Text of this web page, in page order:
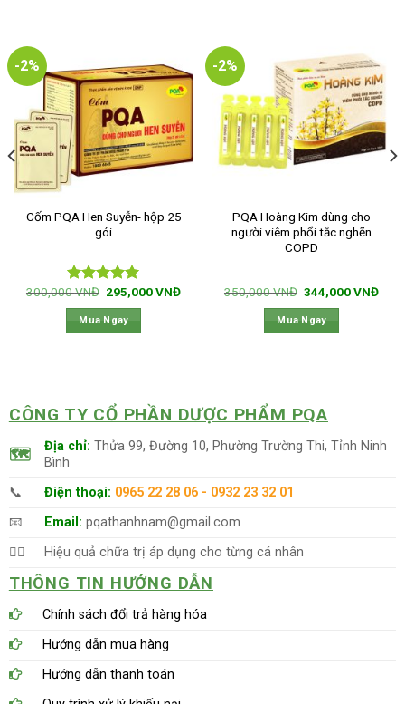
-2%
Cốm PQA Hen Suyễn- hộp 25
gói
Được xếp
hạng5.00
5 sao
300,000VNĐ Giá
là:
300,000 VNĐ.
295,000VNĐGiá
Mua Ngay
-2%
PQA Hoàng Kim dùng cho
người viêm phổi tắc nghẽn
COPD
350,000VNĐ Giá
là:
350,000 VNĐ.
344,000VNĐGiá
Mua Ngay
CÔNG TY CỔ PHẦN DƯỢC PHẨM PQA
🗺 Địa chỉ: Thửa 99, Đường 10, Phường Trường Thi, Tỉnh Ninh
Bình
📞
Điện thoại: 0965 22 28 06 - 0932 23 32 01
📧
Email: pqathanhnam@gmail.com
👨‍⚕️
Hiệu quả chữa trị áp dụng cho từng cá nhân
THÔNG TIN HƯỚNG DẪN
Chính sách đổi trả hàng hóa
Hướng dẫn mua hàng
Hướng dẫn thanh toán